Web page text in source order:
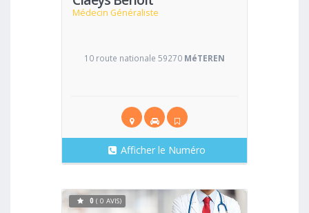
Médecin Généraliste
10 route nationale 59270 MéTEREN
Afficher le Numéro
0 ( 0 AVIS)